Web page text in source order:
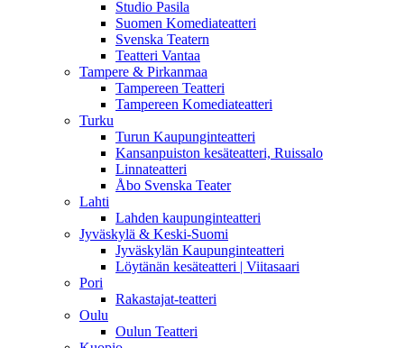
Studio Pasila
Suomen Komediateatteri
Svenska Teatern
Teatteri Vantaa
Tampere & Pirkanmaa
Tampereen Teatteri
Tampereen Komediateatteri
Turku
Turun Kaupunginteatteri
Kansanpuiston kesäteatteri, Ruissalo
Linnateatteri
Åbo Svenska Teater
Lahti
Lahden kaupunginteatteri
Jyväskylä & Keski-Suomi
Jyväskylän Kaupunginteatteri
Löytänän kesäteatteri | Viitasaari
Pori
Rakastajat-teatteri
Oulu
Oulun Teatteri